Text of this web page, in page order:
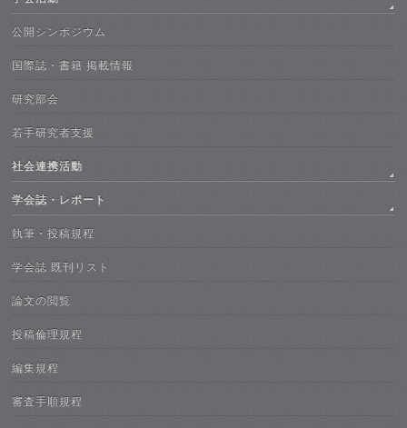
公開シンポジウム
国際誌・書籍 掲載情報
研究部会
若手研究者支援
社会連携活動
学会誌・レポート
執筆・投稿規程
学会誌 既刊リスト
論文の閲覧
投稿倫理規程
編集規程
審査手順規程